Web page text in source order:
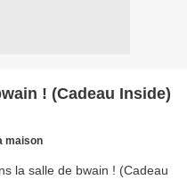
! (Cadeau Inside)
maison